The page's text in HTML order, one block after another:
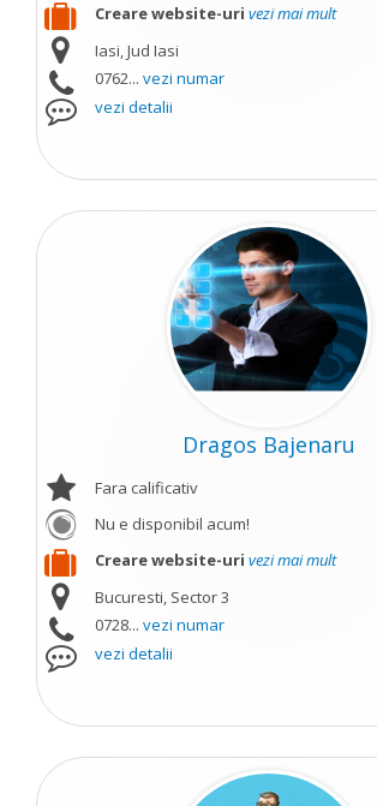
Creare website-uri vezi mai mult
Iasi, Jud Iasi
0762... vezi numar
vezi detalii
Dragos Bajenaru
Fara calificativ
Nu e disponibil acum!
Creare website-uri vezi mai mult
Bucuresti, Sector 3
0728... vezi numar
vezi detalii